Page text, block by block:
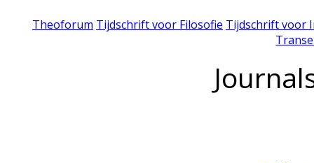
Theoforum Tijdschrift voor Filosofie Tijdschrift voor